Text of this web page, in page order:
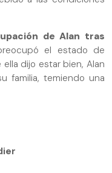
de Alan tras
el estado de
dijo estar bien, Alan
familia, temiendo una